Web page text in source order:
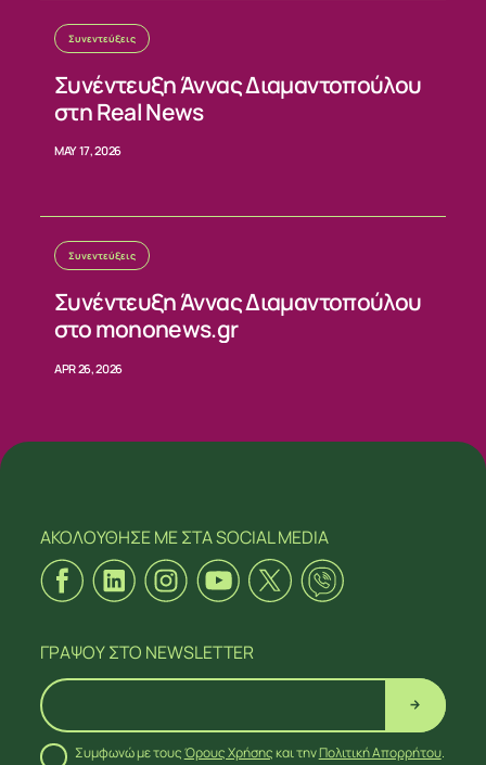
ΑΚΟΛΟΥΘΗΣΕ ΜΕΣΤΑ SOCIAL MEDIA
Συνεντεύξεις
Συνέντευξη Άννας Διαμαντοπούλου
στη Real News
MAY 17, 2026
Συνεντεύξεις
Συνέντευξη Άννας Διαμαντοπούλου
στο mononews.gr
APR 26, 2026
ΑΚΟΛΟΥΘΗΣΕ ΜΕΣΤΑ SOCIAL MEDIA
ΓΡΑΨΟΥΣΤΟ NEWSLETTER
Συμφωνώ με τουςΌρους Χρήσηςκαι τηνΠολιτική Απορρήτου.